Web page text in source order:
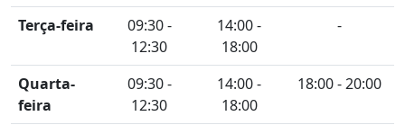
Terça-feira
09:30 -
12:30
14:00 -
18:00
-
Quarta-
feira
09:30 -
12:30
14:00 -
18:00
18:00 - 20:00